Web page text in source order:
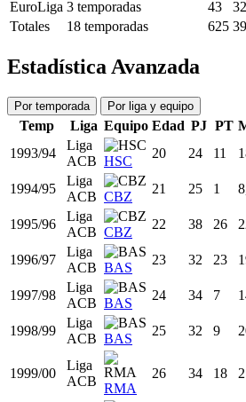
2009/10
Prim.
FEB
CCB
34 31
FEB
ACB
Prim.
FEB
4 temporadas 129 87
EuroLiga
3 temporadas 43 32
18 temporadas
Estadística Avanzada
Por temporada Por liga y equipo
Temp Liga Equipo Edad PJ PT
1993/94
Liga
ACB HSC
20 24 11
1994/95
Liga
ACB CBZ
21 25 1
1995/96
Liga
ACB CBZ
22 38 26